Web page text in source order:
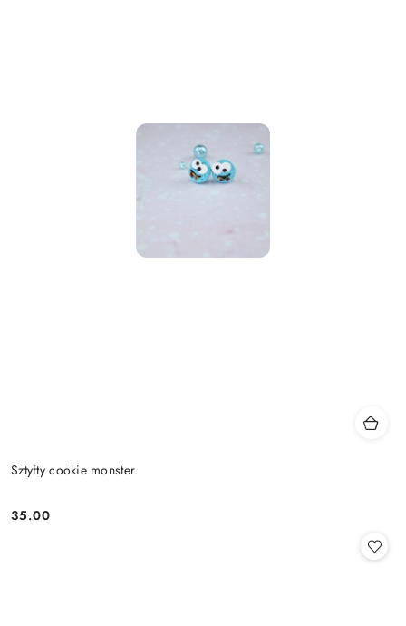
Sztyfty cookie monster
Cena:
35.00